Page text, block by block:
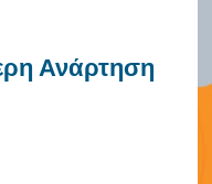
Ανάρτηση